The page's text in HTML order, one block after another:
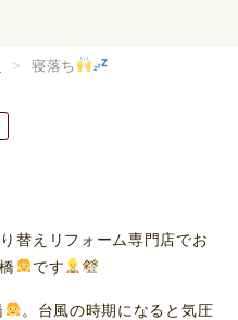
寝落ち
替えリフォーム専門店でお
です
。台風の時期になると気圧